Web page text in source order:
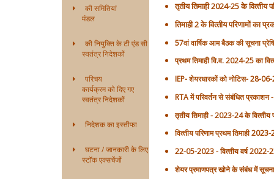
की समितियां
मंडल
की नियुक्ति के टी एंड सी
स्वतंत्र निदेशकों
परिचय
कार्यक्रम को दिए गए
स्वतंत्र निदेशकों
निदेशक का इस्तीफा
घटना / जानकारी के लिए
स्टॉक एक्सचेंजों
तृतीय तिमाही 2024-25 के
तिमाही 2 के वित्‍तीय परिणामों का
57वां वार्षिक आम बैठक की सूचना
प्रथम तिमाही वि.व. 2024-25 का
IEP- शेयरधारकों को नोटिस- 28-
RTA में परिवर्तन से संबंधित
तृतीय तिमाही - 2023-24 के
वित्‍तीय परिणाम प्रथम तिमाही
22-05-2023 - वित्‍तीय वर्ष 2022-
शेयर प्रमाणपत्र खोने के संबंध में